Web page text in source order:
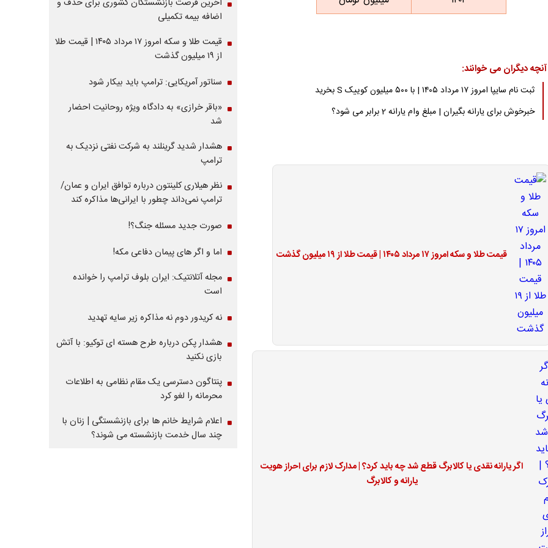
آنچه دیگران می خوانند:
ثبت نام سایپا امروز ۱۷ مرداد ۱۴۰۵ | با ۵۰۰ میلیون کوییک S بخرید
خبرخوش برای یارانه بگیران | مبلغ وام یارانه 2 برابر می شود؟
قیمت طلا و سکه امروز ۱۷ مرداد ۱۴۰۵ | قیمت طلا از ۱۹ میلیون گذشت
اگر یارانه نقدی یا کالابرگ قطع شد چه باید کرد؟ | مدارک لازم برای احراز هویت
یارانه و کالابرگ
آخرین فرصت بازنشستگان کشوری برای حذف و
اضافه بیمه تکمیلی
قیمت طلا و سکه امروز ۱۷ مرداد ۱۴۰۵ | قیمت طلا
از ۱۹ میلیون گذشت
سناتور آمریکایی: ترامپ باید بیکار شود
«باقر خرازی» به دادگاه ویژه روحانیت احضار
شد
هشدار شدید گرینلند به شرکت نفتی نزدیک به
ترامپ
نظر هیلاری کلینتون درباره توافق ایران و عمان/
ترامپ نمی‌داند چطور با ایرانی‌ها مذاکره کند
صورت جدید مسئله جنگ؟!
اما و اگر های پیمان دفاعی مکه!
مجله آتلانتیک: ایران بلوف ترامپ را خوانده
است
نه کریدور دوم نه مذاکره زیر سایه تهدید
هشدار پکن درباره طرح هسته ای توکیو: با آتش
بازی نکنید
پنتاگون دسترسی یک مقام نظامی به اطلاعات
محرمانه را لغو کرد
اعلام شرایط خانم ها برای بازنشستگی | زنان با
چند سال خدمت بازنشسته می شوند؟